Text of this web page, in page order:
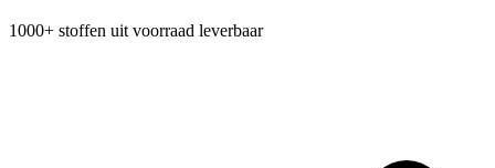
1000+ stoffen uit voorraad leverbaar